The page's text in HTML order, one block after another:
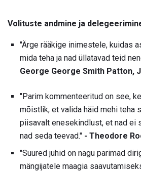
Volituste andmine ja
"Ärge rääkige inimestele, kuidas
mida teha ja nad üllatavad teid
George George Smith Patton,
"Parim kommenteeritud on see,
mõistlik, et valida häid mehi teha
piisavalt enesekindlust, et nad ei
nad seda teevad." - Theodore
"Suured juhid on nagu parimad
mängijatele maagia